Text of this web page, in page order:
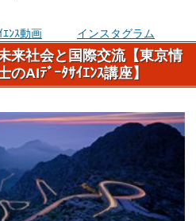
ｴﾝｽ動画 インスタグラム
来社会と国際交流【東京情
AIﾃﾞｰﾀｻｲｴﾝｽ講座】